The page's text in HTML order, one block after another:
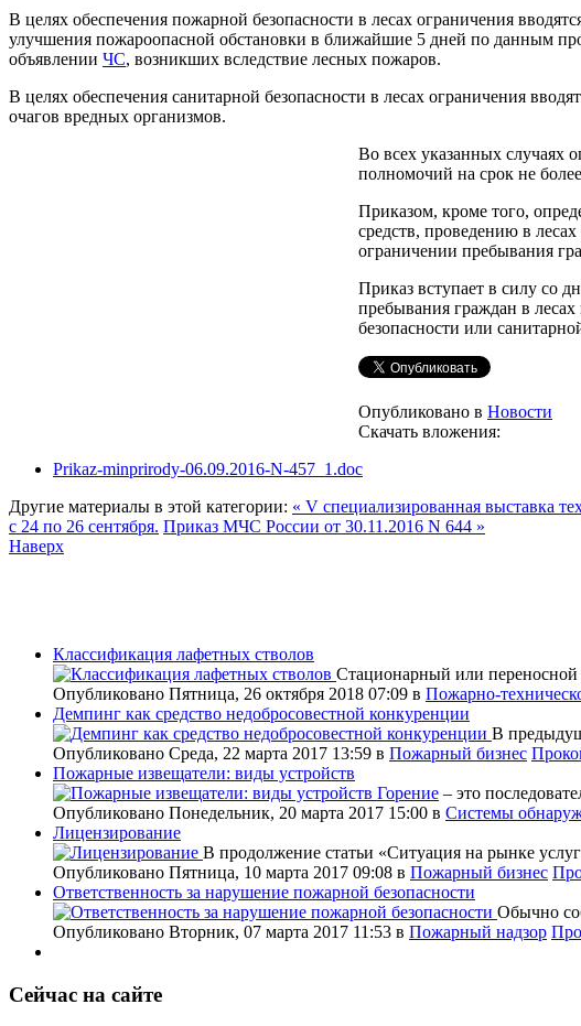
В целях обеспечения пожарной безопасности в лесах ограничения
улучшения пожароопасной обстановки в ближайшие 5 дней по данным
объявлении ЧС, возникших вследствие лесных пожаров.
В целях обеспечения санитарной безопасности в лесах ограничения
очагов вредных организмов.
Во всех указанных случаях
полномочий на срок не
Приказом, кроме того,
средств, проведению в
ограничении пребывания
Приказ вступает в силу со
пребывания граждан в
безопасности или
Опубликовано в Новости
Скачать вложения:
Prikaz-minprirody-06.09.2016-N-457_1.doc
Другие материалы в этой категории: « V специализированная выставка
с 24 по 26 сентября. Приказ МЧС России от 30.11.2016 N 644 »
Наверх
Классификация лафетных стволов
Стационарный или
Опубликовано Пятница, 26 октября 2018 07:09 в Пожарно-
Демпинг как средство недобросовестной конкуренции
В
Опубликовано Среда, 22 марта 2017 13:59 в Пожарный бизнес
Пожарные извещатели: виды устройств
Горение – это
Опубликовано Понедельник, 20 марта 2017 15:00 в Системы
Лицензирование
В продолжение статьи «Ситуация на рынке
Опубликовано Пятница, 10 марта 2017 09:08 в Пожарный бизнес
Ответственность за нарушение пожарной безопасности
Обычно
Опубликовано Вторник, 07 марта 2017 11:53 в Пожарный надзор
Сейчас на сайте